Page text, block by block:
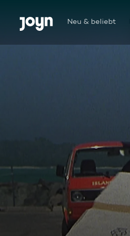
Zum Inhalt springen
Barrierefrei Neu & beliebt